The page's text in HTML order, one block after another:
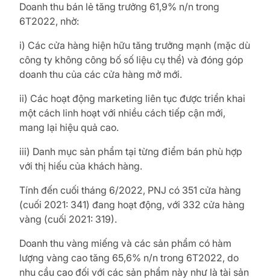
Doanh thu bán lẻ tăng trưởng 61,9% n/n trong
6T2022, nhờ:
i) Các cửa hàng hiện hữu tăng trưởng mạnh (mặc dù
công ty không công bố số liệu cụ thể) và đóng góp
doanh thu của các cửa hàng mở mới.
ii) Các hoạt động marketing liên tục được triển khai
một cách linh hoạt với nhiều cách tiếp cận mới,
mang lại hiệu quả cao.
iii) Danh mục sản phẩm tại từng điểm bán phù hợp
với thị hiếu của khách hàng.
Tính đến cuối tháng 6/2022, PNJ có 351 cửa hàng
(cuối 2021: 341) đang hoạt động, với 332 cửa hàng
vàng (cuối 2021: 319).
Doanh thu vàng miếng và các sản phẩm có hàm
lượng vàng cao tăng 65,6% n/n trong 6T2022, do
nhu cầu cao đối với các sản phẩm này như là tài sản